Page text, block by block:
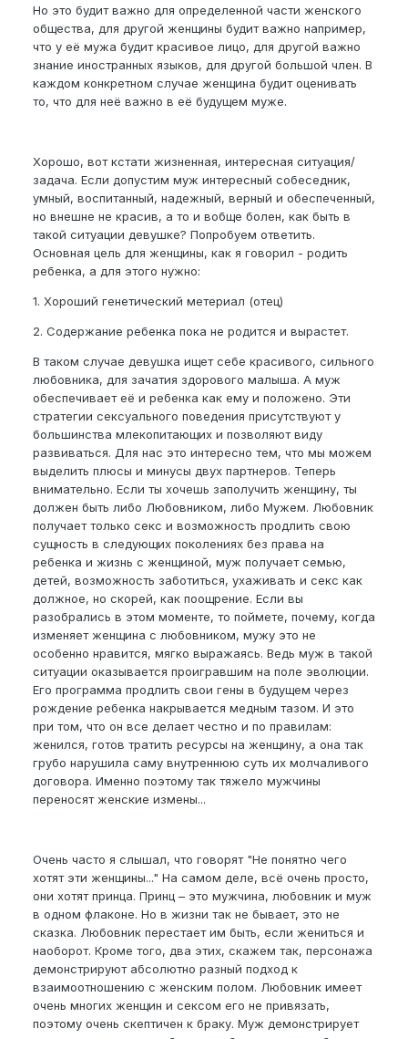
Но это будит важно для определенной части женского
общества, для другой женщины будит важно например,
что у её мужа будит красивое лицо, для другой важно
знание иностранных языков, для другой большой член. В
каждом конкретном случае женщина будит оценивать
то, что для неё важно в её будущем муже.
Хорошо, вот кстати жизненная, интересная ситуация/
задача. Если допустим муж интересный собеседник,
умный, воспитанный, надежный, верный и обеспеченный,
но внешне не красив, а то и вобще болен, как быть в
такой ситуации девушке? Попробуем ответить.
Основная цель для женщины, как я говорил - родить
ребенка, а для этого нужно:
1. Хороший генетический метериал (отец)
2. Содержание ребенка пока не родится и вырастет.
В таком случае девушка ищет себе красивого, сильного
любовника, для зачатия здорового малыша. А муж
обеспечивает её и ребенка как ему и положено. Эти
стратегии сексуального поведения присутствуют у
большинства млекопитающих и позволяют виду
развиваться. Для нас это интересно тем, что мы можем
выделить плюсы и минусы двух партнеров. Теперь
внимательно. Если ты хочешь заполучить женщину, ты
должен быть либо Любовником, либо Мужем. Любовник
получает только секс и возможность продлить свою
сущность в следующих поколениях без права на
ребенка и жизнь с женщиной, муж получает семью,
детей, возможность заботиться, ухаживать и секс как
должное, но скорей, как поощрение. Если вы
разобрались в этом моменте, то поймете, почему, когда
изменяет женщина с любовником, мужу это не
особенно нравится, мягко выражаясь. Ведь муж в такой
ситуации оказывается проигравшим на поле эволюции.
Его программа продлить свои гены в будущем через
рождение ребенка накрывается медным тазом. И это
при том, что он все делает честно и по правилам:
женился, готов тратить ресурсы на женщину, а она так
грубо нарушила саму внутреннюю суть их молчаливого
договора. Именно поэтому так тяжело мужчины
переносят женские измены...
Очень часто я слышал, что говорят "Не понятно чего
хотят эти женщины..." На самом деле, всё очень просто,
они хотят принца. Принц – это мужчина, любовник и муж
в одном флаконе. Но в жизни так не бывает, это не
сказка. Любовник перестает им быть, если жениться и
наоборот. Кроме того, два этих, скажем так, персонажа
демонстрируют абсолютно разный подход к
взаимоотношению с женским полом. Любовник имеет
очень многих женщин и сексом его не привязать,
поэтому очень скептичен к браку. Муж демонстрирует